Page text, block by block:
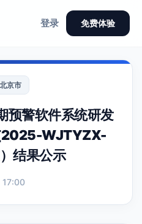
登录 免费体验
京市
预警软件系统研发
WJTYZX-
结果公示